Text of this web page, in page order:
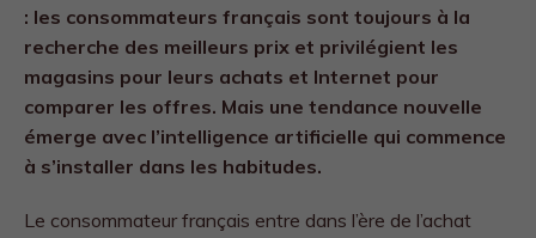
: les consommateurs français sont toujours à la
recherche des meilleurs prix et privilégient les
magasins pour leurs achats et Internet pour
comparer les offres. Mais une tendance nouvelle
émerge avec l’intelligence artificielle qui commence
à s’installer dans les habitudes.
Le consommateur français entre dans l’ère de l’achat